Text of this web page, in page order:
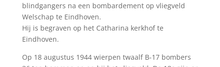
blindgangers na een bombardement op vliegveld
Welschap te Eindhoven.
Hij is begraven op het Catharina kerkhof te
Eindhoven.
Op 18 augustus 1944 wierpen twaalf B-17 bombers